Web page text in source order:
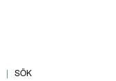
| SÖK